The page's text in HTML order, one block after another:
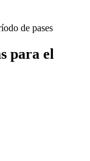
de pases
para el